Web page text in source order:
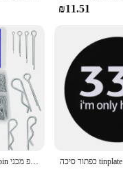
high-quality product to their
₪11.51
458pcs סיכה cotter ו-r-pin ערכות מגוון זמין ב 10 גדלים סיכת סיכה לוח טרקטור קליפ מכני